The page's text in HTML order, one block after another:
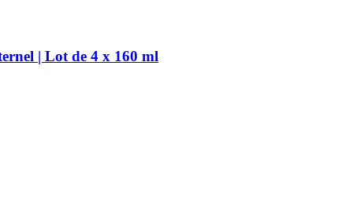
| Lot de 4 x 160 ml